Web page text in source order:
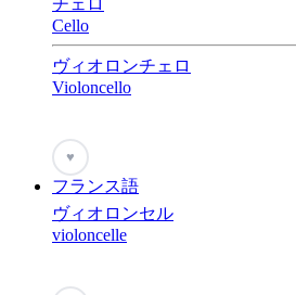
Cello
ヴィオロンチェロ
Violoncello
♥
フランス語
ヴィオロンセル
violoncelle